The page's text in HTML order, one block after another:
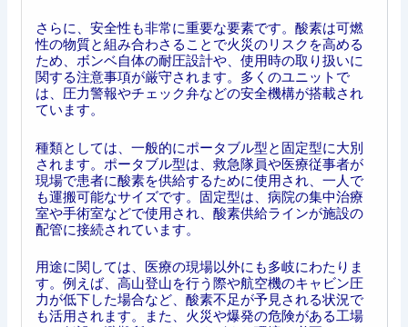
さらに、安全性も非常に重要な要素です。酸素は可燃
性の物質と組み合わさることで火災のリスクを高める
ため、ボンベ自体の耐圧設計や、使用時の取り扱いに
関する注意事項が厳守されます。多くのユニットで
は、圧力警報やチェック弁などの安全機構が搭載され
ています。
種類としては、一般的にポータブル型と固定型に大別
されます。ポータブル型は、救急隊員や医療従事者が
現場で患者に酸素を供給するために使用され、一人で
も運搬可能なサイズです。固定型は、病院の集中治療
室や手術室などで使用され、酸素供給ラインが施設の
配管に接続されています。
用途に関しては、医療の現場以外にも多岐にわたりま
す。例えば、高山登山を行う際や航空機のキャビン圧
力が低下した場合など、酸素不足が予見される状況で
も活用されます。また、火災や爆発の危険がある工場